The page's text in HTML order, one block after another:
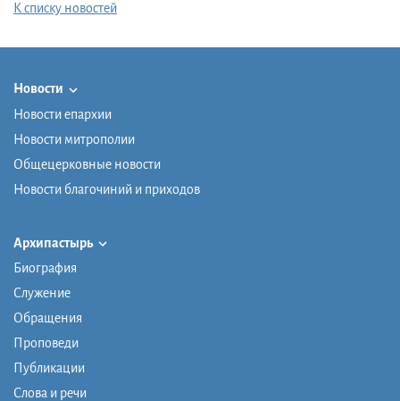
К списку новостей
Новости
Новости епархии
Новости митрополии
Общецерковные новости
Новости благочиний и приходов
Архипастырь
Биография
Служение
Обращения
Проповеди
Публикации
Слова и речи